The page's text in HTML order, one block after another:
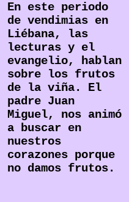
En este periodo
de vendimias en
Liébana, las
lecturas y el
evangelio, hablan
sobre los frutos
de la viña. El
padre Juan
Miguel, nos animó
a buscar en
nuestros
corazones porque
no damos frutos.